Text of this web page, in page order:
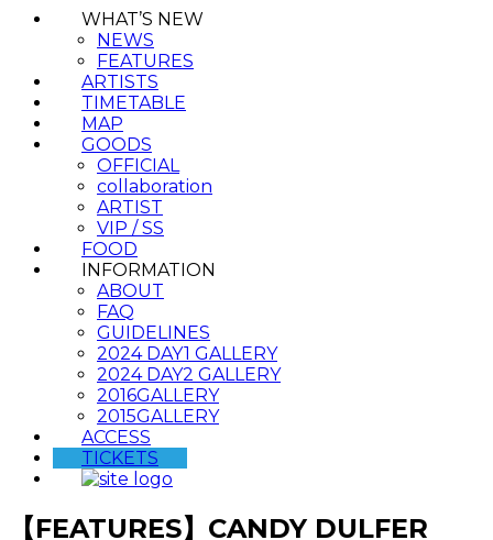
WHAT’S NEW
NEWS
FEATURES
ARTISTS
TIMETABLE
MAP
GOODS
OFFICIAL
collaboration
ARTIST
VIP / SS
FOOD
INFORMATION
ABOUT
FAQ
GUIDELINES
2024 DAY1 GALLERY
2024 DAY2 GALLERY
2016GALLERY
2015GALLERY
ACCESS
TICKETS
【FEATURES】CANDY DULFER